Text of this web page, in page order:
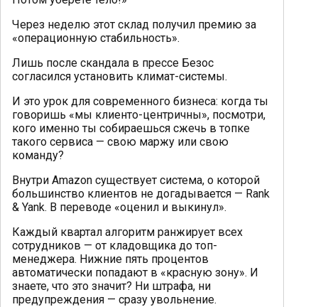
Через неделю этот склад получил премию за
«операционную стабильность».
Лишь после скандала в прессе Безос
согласился установить климат-системы.
И это урок для современного бизнеса: когда ты
говоришь «мы клиенто-центричны», посмотри,
кого именно ты собираешься сжечь в топке
такого сервиса — свою маржу или свою
команду?
Внутри Amazon существует система, о которой
большинство клиентов не догадывается — Rank
& Yank. В переводе «оценил и выкинул».
Каждый квартал алгоритм ранжирует всех
сотрудников — от кладовщика до топ-
менеджера. Нижние пять процентов
автоматически попадают в «красную зону». И
знаете, что это значит? Ни штрафа, ни
предупреждения — сразу увольнение.